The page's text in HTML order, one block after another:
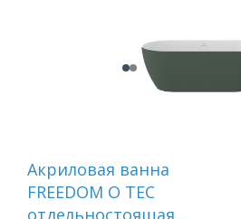
Акриловая ванна
FREEDOM O TEC
отдельностоящая